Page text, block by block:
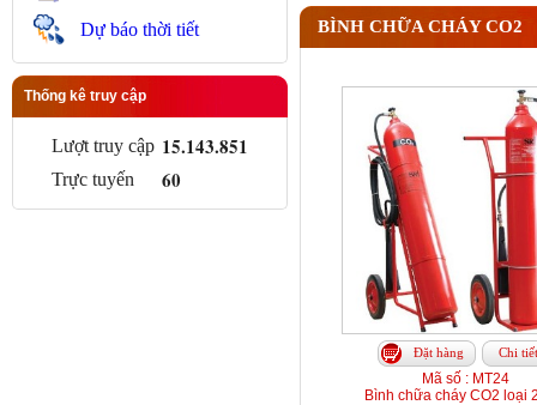
Dự báo thời tiết
Thống kê truy cập
Lượt truy cập 15.143.851
Trực tuyến 60
BÌNH CHỮA CHÁY CO2
Đặt hàng Chi tiết
Mã số : MT24
Bình chữa cháy CO2 loại